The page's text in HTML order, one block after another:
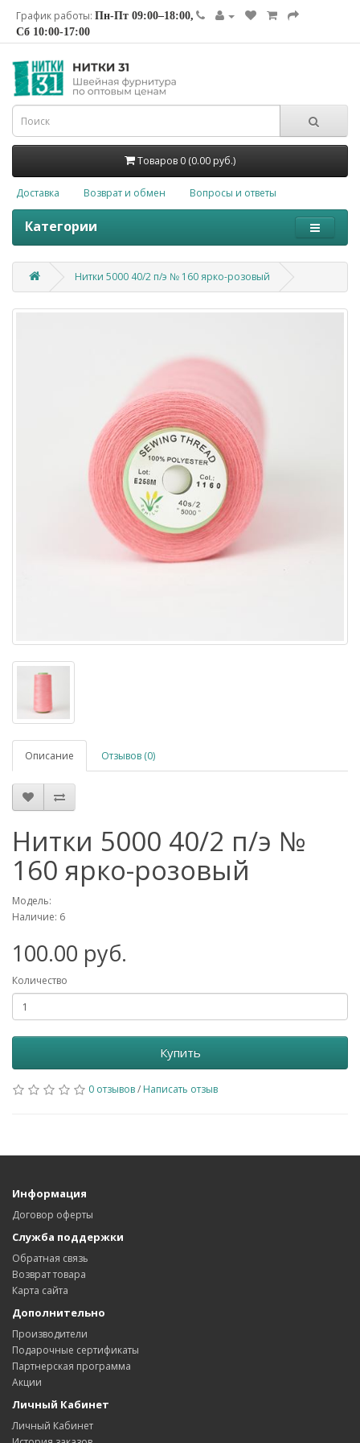
График работы: Пн-Пт 09:00–18:00,
Сб 10:00-17:00
Товаров 0 (0.00 руб.)
Доставка Возврат и обмен Вопросы и ответы
Категории
Нитки 5000 40/2 п/э № 160 ярко-розовый
Описание Отзывов (0)
Нитки 5000 40/2 п/э №
160 ярко-розовый
Модель:
Наличие: 6
100.00 руб.
Количество
Купить
0 отзывов/ Написать отзыв
Информация
Договор оферты
Служба поддержки
Обратная связь
Возврат товара
Карта сайта
Дополнительно
Производители
Подарочные сертификаты
Партнерская программа
Акции
Личный Кабинет
Личный Кабинет